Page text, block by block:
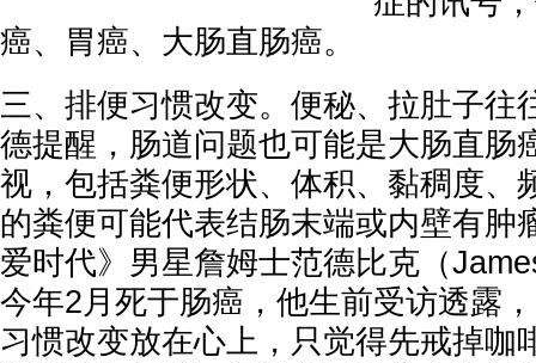
癌、胃癌、大肠直肠癌。
三、排便习惯改变。便秘、拉肚子往
德提醒，肠道问题也可能是大肠直肠
视，包括粪便形状、体积、黏稠度、
的粪便可能代表结肠末端或内壁有肿
爱时代》男星詹姆士范德比克（
今年2月死于肠癌，他生前受访透露
习惯改变放在心上，只觉得先戒掉咖